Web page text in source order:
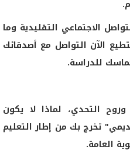
الاجتماعي التقليدية وما
الآن التواصل مع أصدقائك
للدراسة.
التحدي، لماذا لا يكون
تخرج بك من إطار التعليم
العامة.